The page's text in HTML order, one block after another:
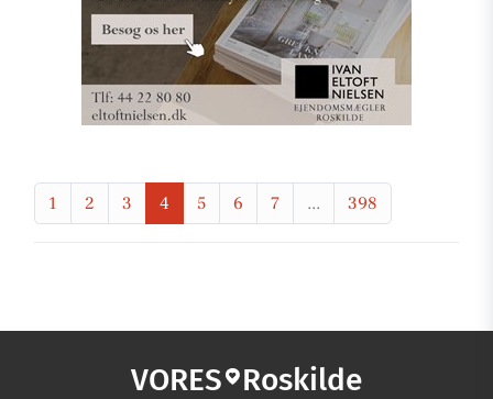
1 2 3 4 5 6 7 ... 398
VORES Roskilde